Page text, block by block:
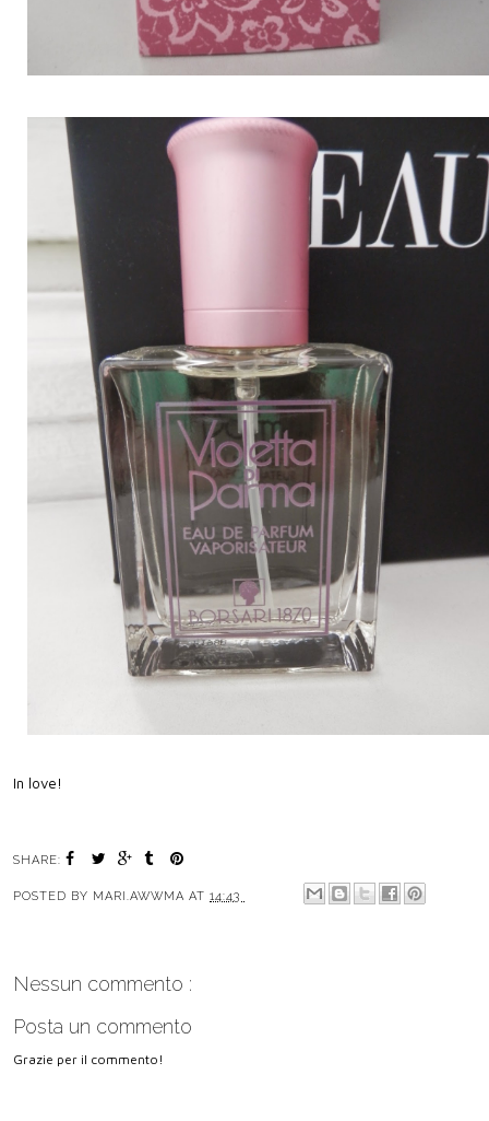
In love!
SHARE:
POSTED BY MARI.AWWMA AT 14:43
Nessun commento :
Posta un commento
Grazie per il commento!